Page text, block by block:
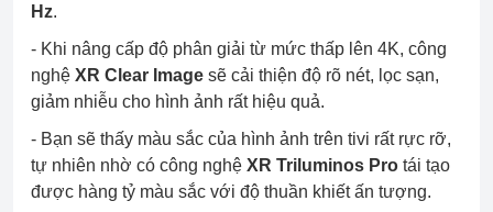
Hz.
- Khi nâng cấp độ phân giải từ mức thấp lên 4K, công
nghệ XR Clear Image sẽ cải thiện độ rõ nét, lọc sạn,
giảm nhiễu cho hình ảnh rất hiệu quả.
- Bạn sẽ thấy màu sắc của hình ảnh trên tivi rất rực rỡ,
tự nhiên nhờ có công nghệ XR Triluminos Pro tái tạo
được hàng tỷ màu sắc với độ thuần khiết ấn tượng.